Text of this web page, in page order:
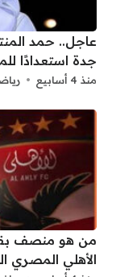
عاجل.. حمد
جدة استعدادًا
منذ 4 أسابيع
من هو منصف
الأهلي المصري